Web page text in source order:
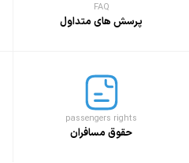
FAQ
پرسش های متداول
passengers rights
حقوق مسافران